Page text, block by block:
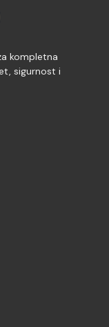
kompletna
sigurnost i